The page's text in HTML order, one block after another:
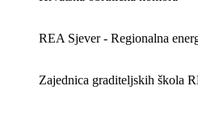
REA Sjever - Regionalna
Zajednica graditeljskih škola